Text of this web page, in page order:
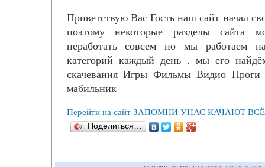
Приветствую Вас Гость наш сайт начал
поэтому некоторые разделы сайта
неработать совсем но мы работаем
категорий каждый день . мы его
скачевания Игры Фильмы Видио Проги
мабильник
Перейти на сайт ЗАПОМНИ УНАС КАЧАЮТ
Поделиться…